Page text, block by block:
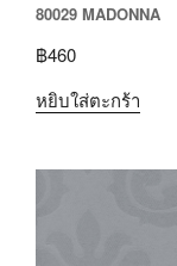
80029 MADONNA
฿460
หยิบใส่ตะกร้า